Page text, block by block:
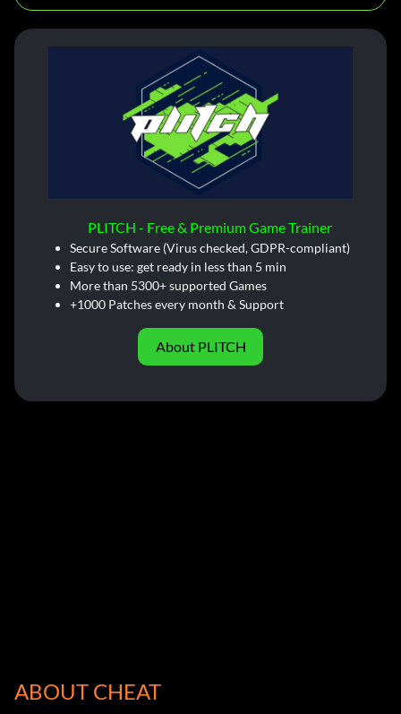
PLITCH - Free & Premium Game Trainer
Secure Software (Virus checked, GDPR-compliant)
Easy to use: get ready in less than 5 min
More than 5300+ supported Games
+1000 Patches every month & Support
About PLITCH
ABOUT CHEAT